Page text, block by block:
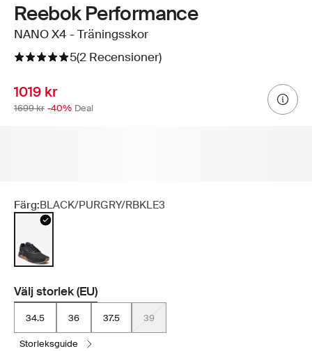
Reebok Performance
NANO X4 - Träningsskor
5(2 Recensioner)
1019 kr
1699 kr -40% Deal
Färg:BLACK/PURGRY/RBKLE3
Välj storlek (EU)
34.5 36 37.5 39
storleksguide